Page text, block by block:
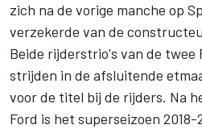
zich na de vorige manche op
verzekerde van de
Beide rijderstrio's van de twee
strijden in de afsluitende
voor de titel bij de rijders. Na
Ford is het superseizoen